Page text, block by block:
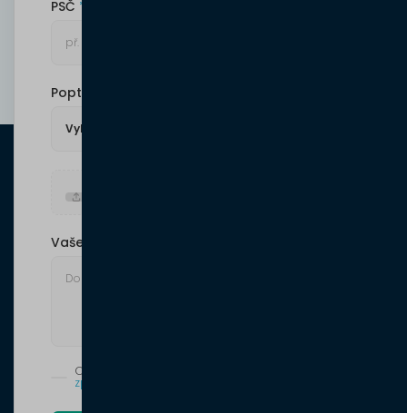
PSČ
Poptávám
Vaše poznámka
Odesláním formuláře souhlasíte se
zpracováním osobních údajů